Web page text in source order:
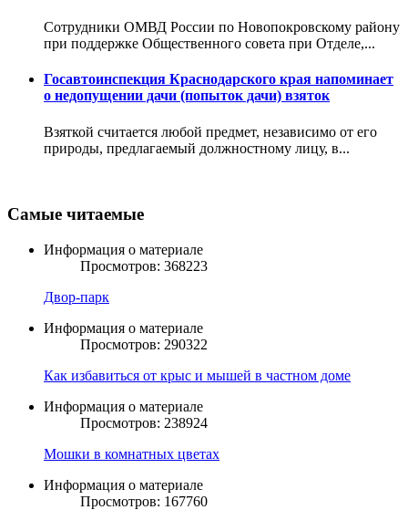
Сотрудники ОМВД России по Новопокровскому району
при поддержке Общественного совета при Отделе,...
Госавтоинспекция Краснодарского края напоминает
о недопущении дачи (попыток дачи) взяток
Взяткой считается любой предмет, независимо от его
природы, предлагаемый должностному лицу, в...
Самые читаемые
Информация о материале
Просмотров: 368223
Двор-парк
Информация о материале
Просмотров: 290322
Как избавиться от крыс и мышей в частном доме
Информация о материале
Просмотров: 238924
Мошки в комнатных цветах
Информация о материале
Просмотров: 167760